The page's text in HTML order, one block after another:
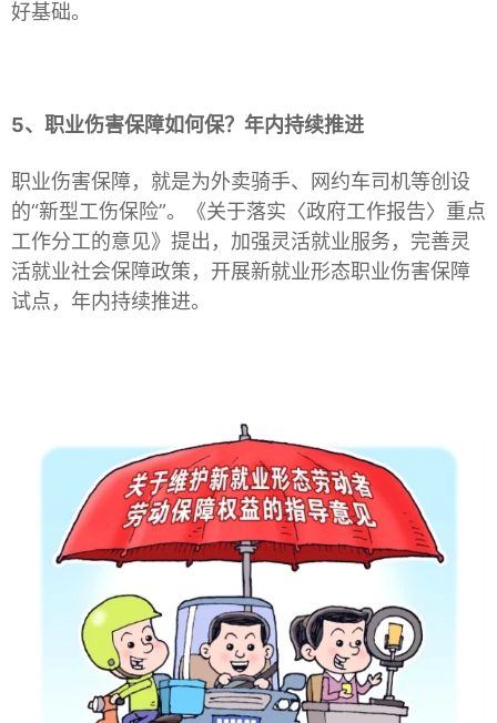
好基础。
5、职业伤害保障如何保？年内持续推进
职业伤害保障，就是为外卖骑手、网约车司机等创设
的“新型工伤保险”。《关于落实〈政府工作报告〉重点
工作分工的意见》提出，加强灵活就业服务，完善灵
活就业社会保障政策，开展新就业形态职业伤害保障
试点，年内持续推进。